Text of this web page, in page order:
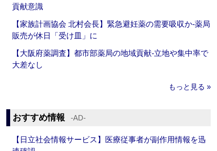
貢献意識
【家族計画協会 北村会長】緊急避妊薬の需要吸収か‐薬局
販売が休日「受け皿」に
【大阪府薬調査】都市部薬局の地域貢献‐立地や集中率で
大差なし
もっと見る »
おすすめ情報 ‐AD‐
【日立社会情報サービス】医療従事者が副作用情報を迅